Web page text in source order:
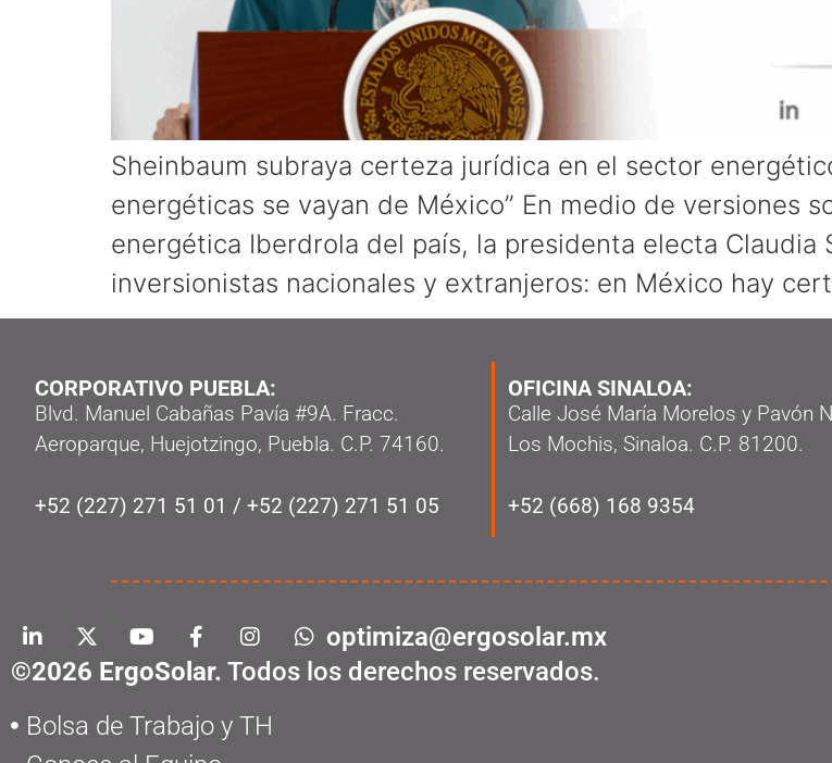
Sheinbaum subraya certeza jurídica en el sector
energéticas se vayan de México” En medio de versiones
energética Iberdrola del país, la presidenta electa Claudia
inversionistas nacionales y extranjeros: en México hay
CORPORATIVO PUEBLA:
Blvd. Manuel Cabañas Pavía #9A. Fracc.
Aeroparque, Huejotzingo, Puebla. C.P. 74160.
+52 (227) 271 51 01 / +52 (227) 271 51 05
OFICINA SINALOA:
Calle José María Morelos y Pavón
Los Mochis, Sinaloa. C.P. 81200.
+52 (668) 168 9354
optimiza@ergosolar.mx
©2026 ErgoSolar. Todos los derechos reservados.
Bolsa de Trabajo y TH